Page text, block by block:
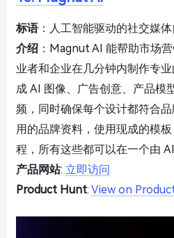
标语：人工智能驱动的社交媒
介绍 ：Magnut AI 能帮助市场
业者和企业在几分钟内制作专
成 AI 图像、广告创意、产品模
频，同时确保每个设计都符合
用的品牌资料，使用现成的模
程，所有这些都可以在一个由
产品网站: 立即访问
Product Hunt: View on